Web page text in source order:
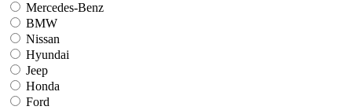
Mercedes-Benz
BMW
Nissan
Hyundai
Jeep
Honda
Ford